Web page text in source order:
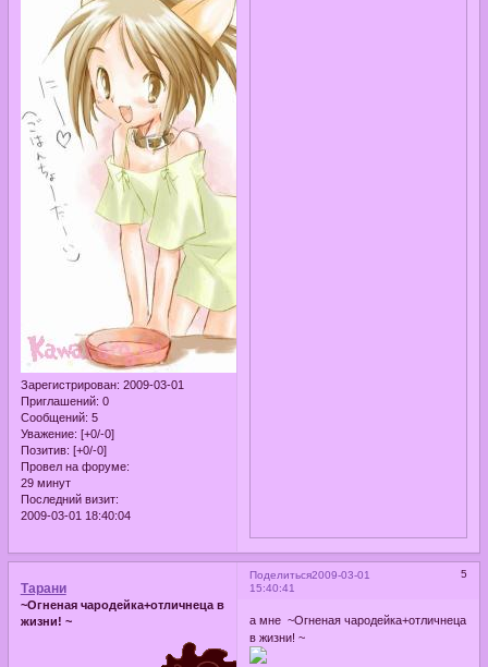
Зарегистрирован: 2009-03-01
Приглашений: 0
Сообщений: 5
Уважение: [+0/-0]
Позитив: [+0/-0]
Провел на форуме:
29 минут
Последний визит:
2009-03-01 18:40:04
Поделиться 5
2009-03-01
15:40:41
Тарани
~Огненая чародейка+отличнеца в
жизни! ~
а мне ~Огненая чародейка+отличнеца
в жизни! ~